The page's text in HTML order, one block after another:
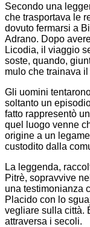
Secondo una
che trasportava le
dovuto fermarsi a
Adrano. Dopo
Licodia, il viaggio
soste, quando,
mulo che trainava
Gli uomini
soltanto un
fatto rappresentò
quel luogo venne
origine a un
custodito dalla
La leggenda,
Pitrè, sopravvive
una testimonianza
Placido con lo
vegliare sulla città.
attraversa i secoli.